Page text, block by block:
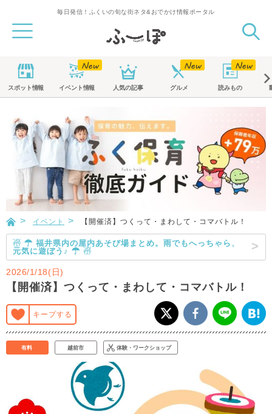
毎日発信！ふくいの旬な街ネタ&おでかけ情報ポータル
スポット情報 イベント情報 人気の記事 グルメ 読みもの
イベント 【開催済】つくって・まわして・コマバトル！
☃ ☂ 福井県内の屋内あそび場まとめ。雨でもへっちゃら、
元気に遊ぼう♪ ☂ ☃
2026/1/18(日)
【開催済】つくって・まわして・コマバトル！
キープする
有料 越前市 体験・ワークショップ